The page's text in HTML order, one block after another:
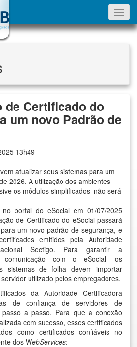
de Certificado do
um novo Padrão de
13h49
atualizar seus sistemas para um
2026. A utilização dos ambientes
os módulos simplificados, não será
no portal do eSocial em 01/07/2025
de Certificado do eSocial passará
um novo padrão de segurança, e
emitidos pela Autoridade
Sectigo. Para garantir a
comunicação com o eSocial, os
sistemas de folha devem importar
utilizado pelos empregadores.
da Autoridade Certificadora
de confiança de servidores de
a passo. Para que a conexão
com sucesso, esses certificados
como certificados confiáveis no
dos WebServices: